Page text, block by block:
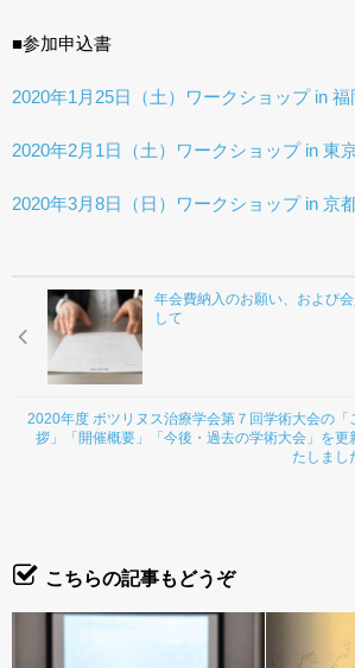
■参加申込書
2020年1月25日（土）ワークショップ in 福
2020年2月1日（土）ワークショップ in 東
2020年3月8日（日）ワークショップ in 京
年会費納入のお願い、および
して
2020年度 ボツリヌス治療学会第７回学術大会の「
拶」「開催概要」「今後・過去の学術大会」を更
たしまし
こちらの記事もどうぞ